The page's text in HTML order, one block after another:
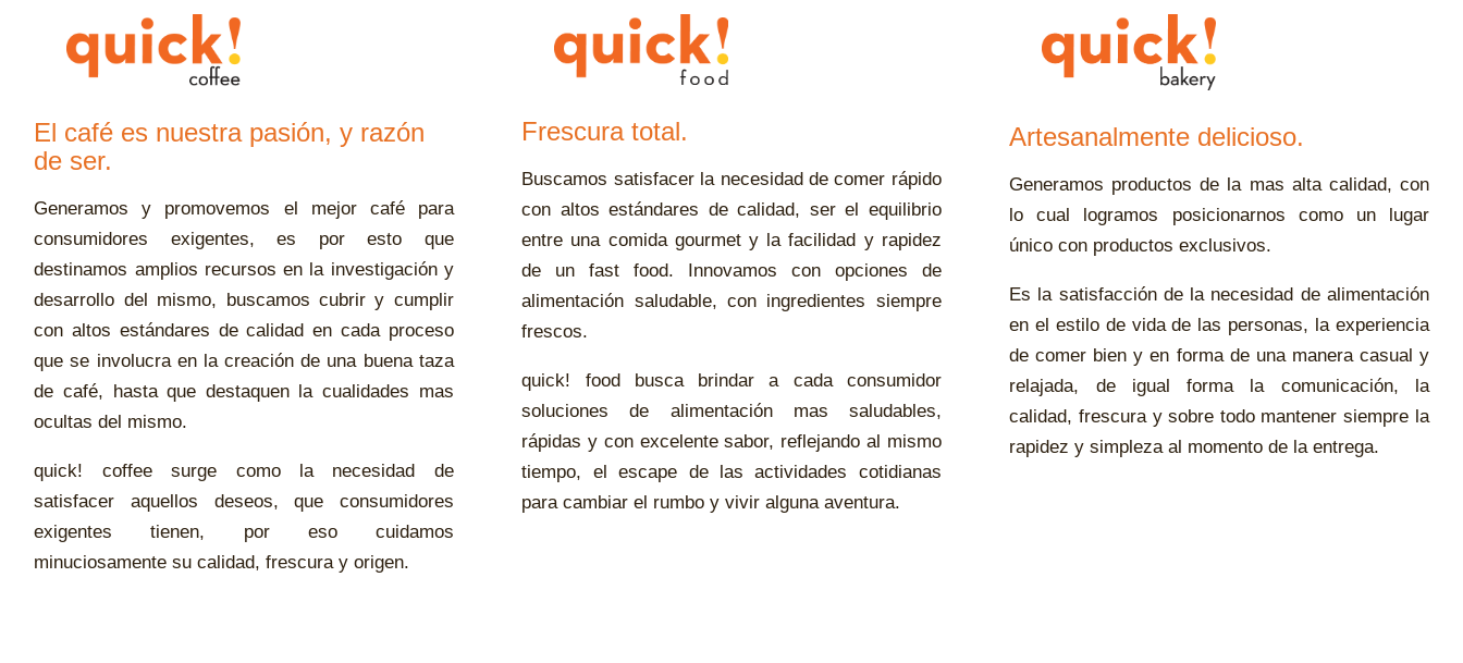
El café es nuestra pasión, y razón
de ser.
Generamos y promovemos el mejor café para
consumidores exigentes, es por esto que
destinamos amplios recursos en la investigación y
desarrollo del mismo, buscamos cubrir y cumplir
con altos estándares de calidad en cada proceso
que se involucra en la creación de una buena taza
de café, hasta que destaquen la cualidades mas
ocultas del mismo.
quick! coffee surge como la necesidad de
satisfacer aquellos deseos, que consumidores
exigentes tienen, por eso cuidamos
minuciosamente su calidad, frescura y origen.
Frescura total.
Buscamos satisfacer la necesidad de comer rápido
con altos estándares de calidad, ser el equilibrio
entre una comida gourmet y la facilidad y rapidez
de un fast food. Innovamos con opciones de
alimentación saludable, con ingredientes siempre
frescos.
quick! food busca brindar a cada consumidor
soluciones de alimentación mas saludables,
rápidas y con excelente sabor, reflejando al mismo
tiempo, el escape de las actividades cotidianas
para cambiar el rumbo y vivir alguna aventura.
Artesanalmente delicioso.
Generamos productos de la mas alta calidad, con
lo cual logramos posicionarnos como un lugar
único con productos exclusivos.
Es la satisfacción de la necesidad de alimentación
en el estilo de vida de las personas, la experiencia
de comer bien y en forma de una manera casual y
relajada, de igual forma la comunicación, la
calidad, frescura y sobre todo mantener siempre la
rapidez y simpleza al momento de la entrega.